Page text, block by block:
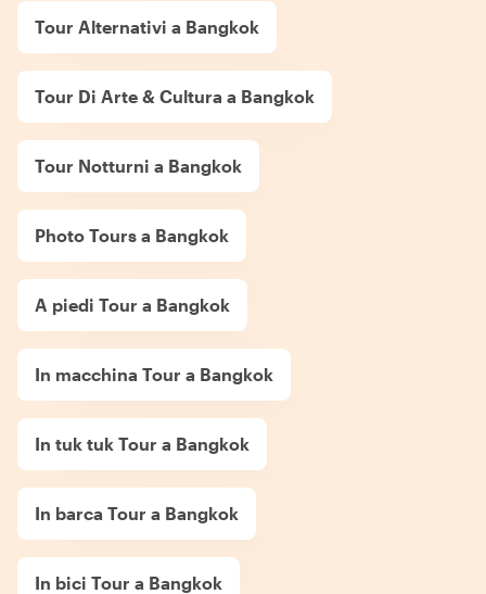
Tour Alternativi a Bangkok
Tour Di Arte & Cultura a Bangkok
Tour Notturni a Bangkok
Photo Tours a Bangkok
A piedi Tour a Bangkok
In macchina Tour a Bangkok
In tuk tuk Tour a Bangkok
In barca Tour a Bangkok
In bici Tour a Bangkok